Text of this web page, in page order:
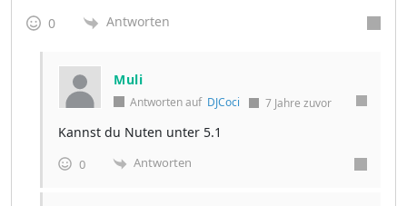
0 Antworten
Muli
Antworten auf DJCoci 7 Jahre zuvor
Kannst du Nuten unter 5.1
0 Antworten